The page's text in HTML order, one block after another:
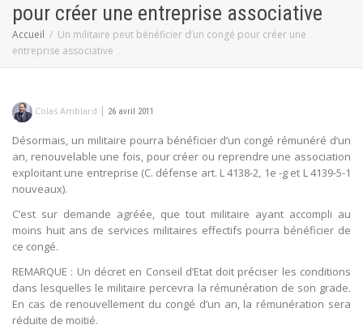
pour créer une entreprise associative
Accueil
Un militaire peut bénéficier d’un congé pour créer une
entreprise associative
Colas Amblard | 26 avril 2011
Désormais, un militaire pourra bénéficier d’un congé rémunéré d’un
an, renouvelable une fois, pour créer ou reprendre une association
exploitant une entreprise (C. défense art. L 4138-2, 1e -g et L 4139-5-1
nouveaux).
C’est sur demande agréée, que tout militaire ayant accompli au
moins huit ans de services militaires effectifs pourra bénéficier de
ce congé.
REMARQUE : Un décret en Conseil d’Etat doit préciser les conditions
dans lesquelles le militaire percevra la rémunération de son grade.
En cas de renouvellement du congé d’un an, la rémunération sera
réduite de moitié.